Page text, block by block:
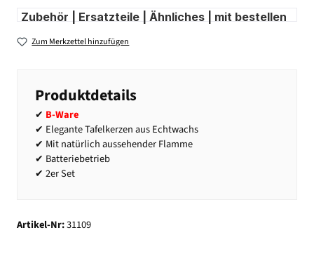
Zubehör | Ersatzteile | Ähnliches | mit bestellen
Zum Merkzettel hinzufügen
Produktdetails
✔ B-Ware
✔ Elegante Tafelkerzen aus Echtwachs
✔ Mit natürlich aussehender Flamme
✔ Batteriebetrieb
✔ 2er Set
Artikel-Nr:31109